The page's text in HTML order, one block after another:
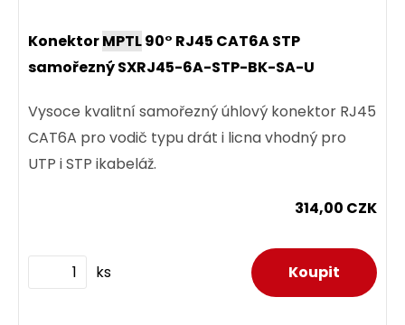
KonektorMPTL90° RJ45 CAT6A STP
samořezný SXRJ45-6A-STP-BK-SA-U
Vysoce kvalitní samořezný úhlový konektor RJ45
CAT6A pro vodič typu drát i licna vhodný pro
UTP i STP ikabeláž.
314,00 CZK
ks